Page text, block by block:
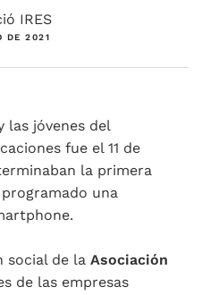
IRES
DE 2021
las jóvenes del
fue el 11 de
la primera
una
social de la Asociación
de las empresas